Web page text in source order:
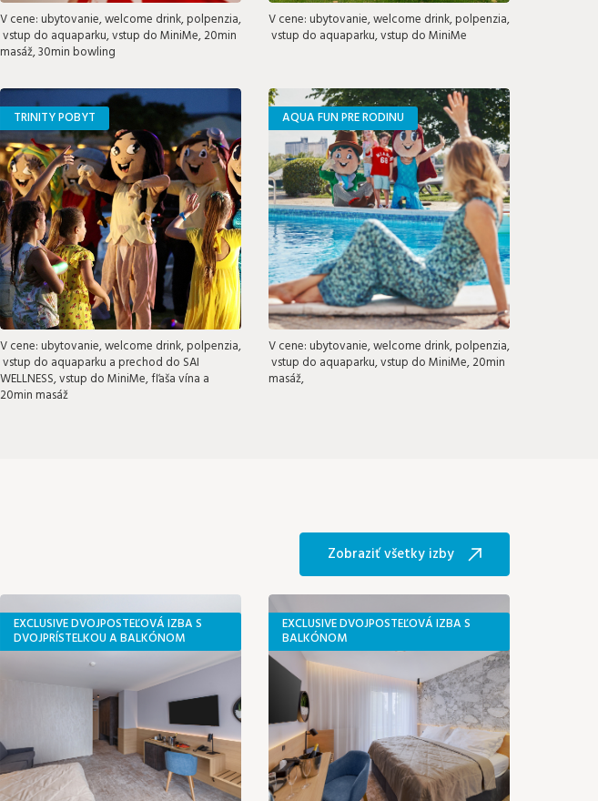
V cene: ubytovanie, welcome drink, polpenzia,
vstup do aquaparku, vstup do MiniMe, 20min
masáž, 30min bowling
V cene: ubytovanie, welcome drink, polpenzia,
vstup do aquaparku, vstup do MiniMe
TRINITY POBYT
V cene: ubytovanie, welcome drink, polpenzia,
vstup do aquaparku a prechod do SAI
WELLNESS, vstup do MiniMe, fľaša vína a
20min masáž
AQUA FUN PRE RODINU
V cene: ubytovanie, welcome drink, polpenzia,
vstup do aquaparku, vstup do MiniMe, 20min
masáž,
Zobraziť všetky izby
EXCLUSIVE DVOJPOSTEĽOVÁ IZBA S
DVOJPRÍSTELKOU A BALKÓNOM
EXCLUSIVE DVOJPOSTEĽOVÁ IZBA S
BALKÓNOM